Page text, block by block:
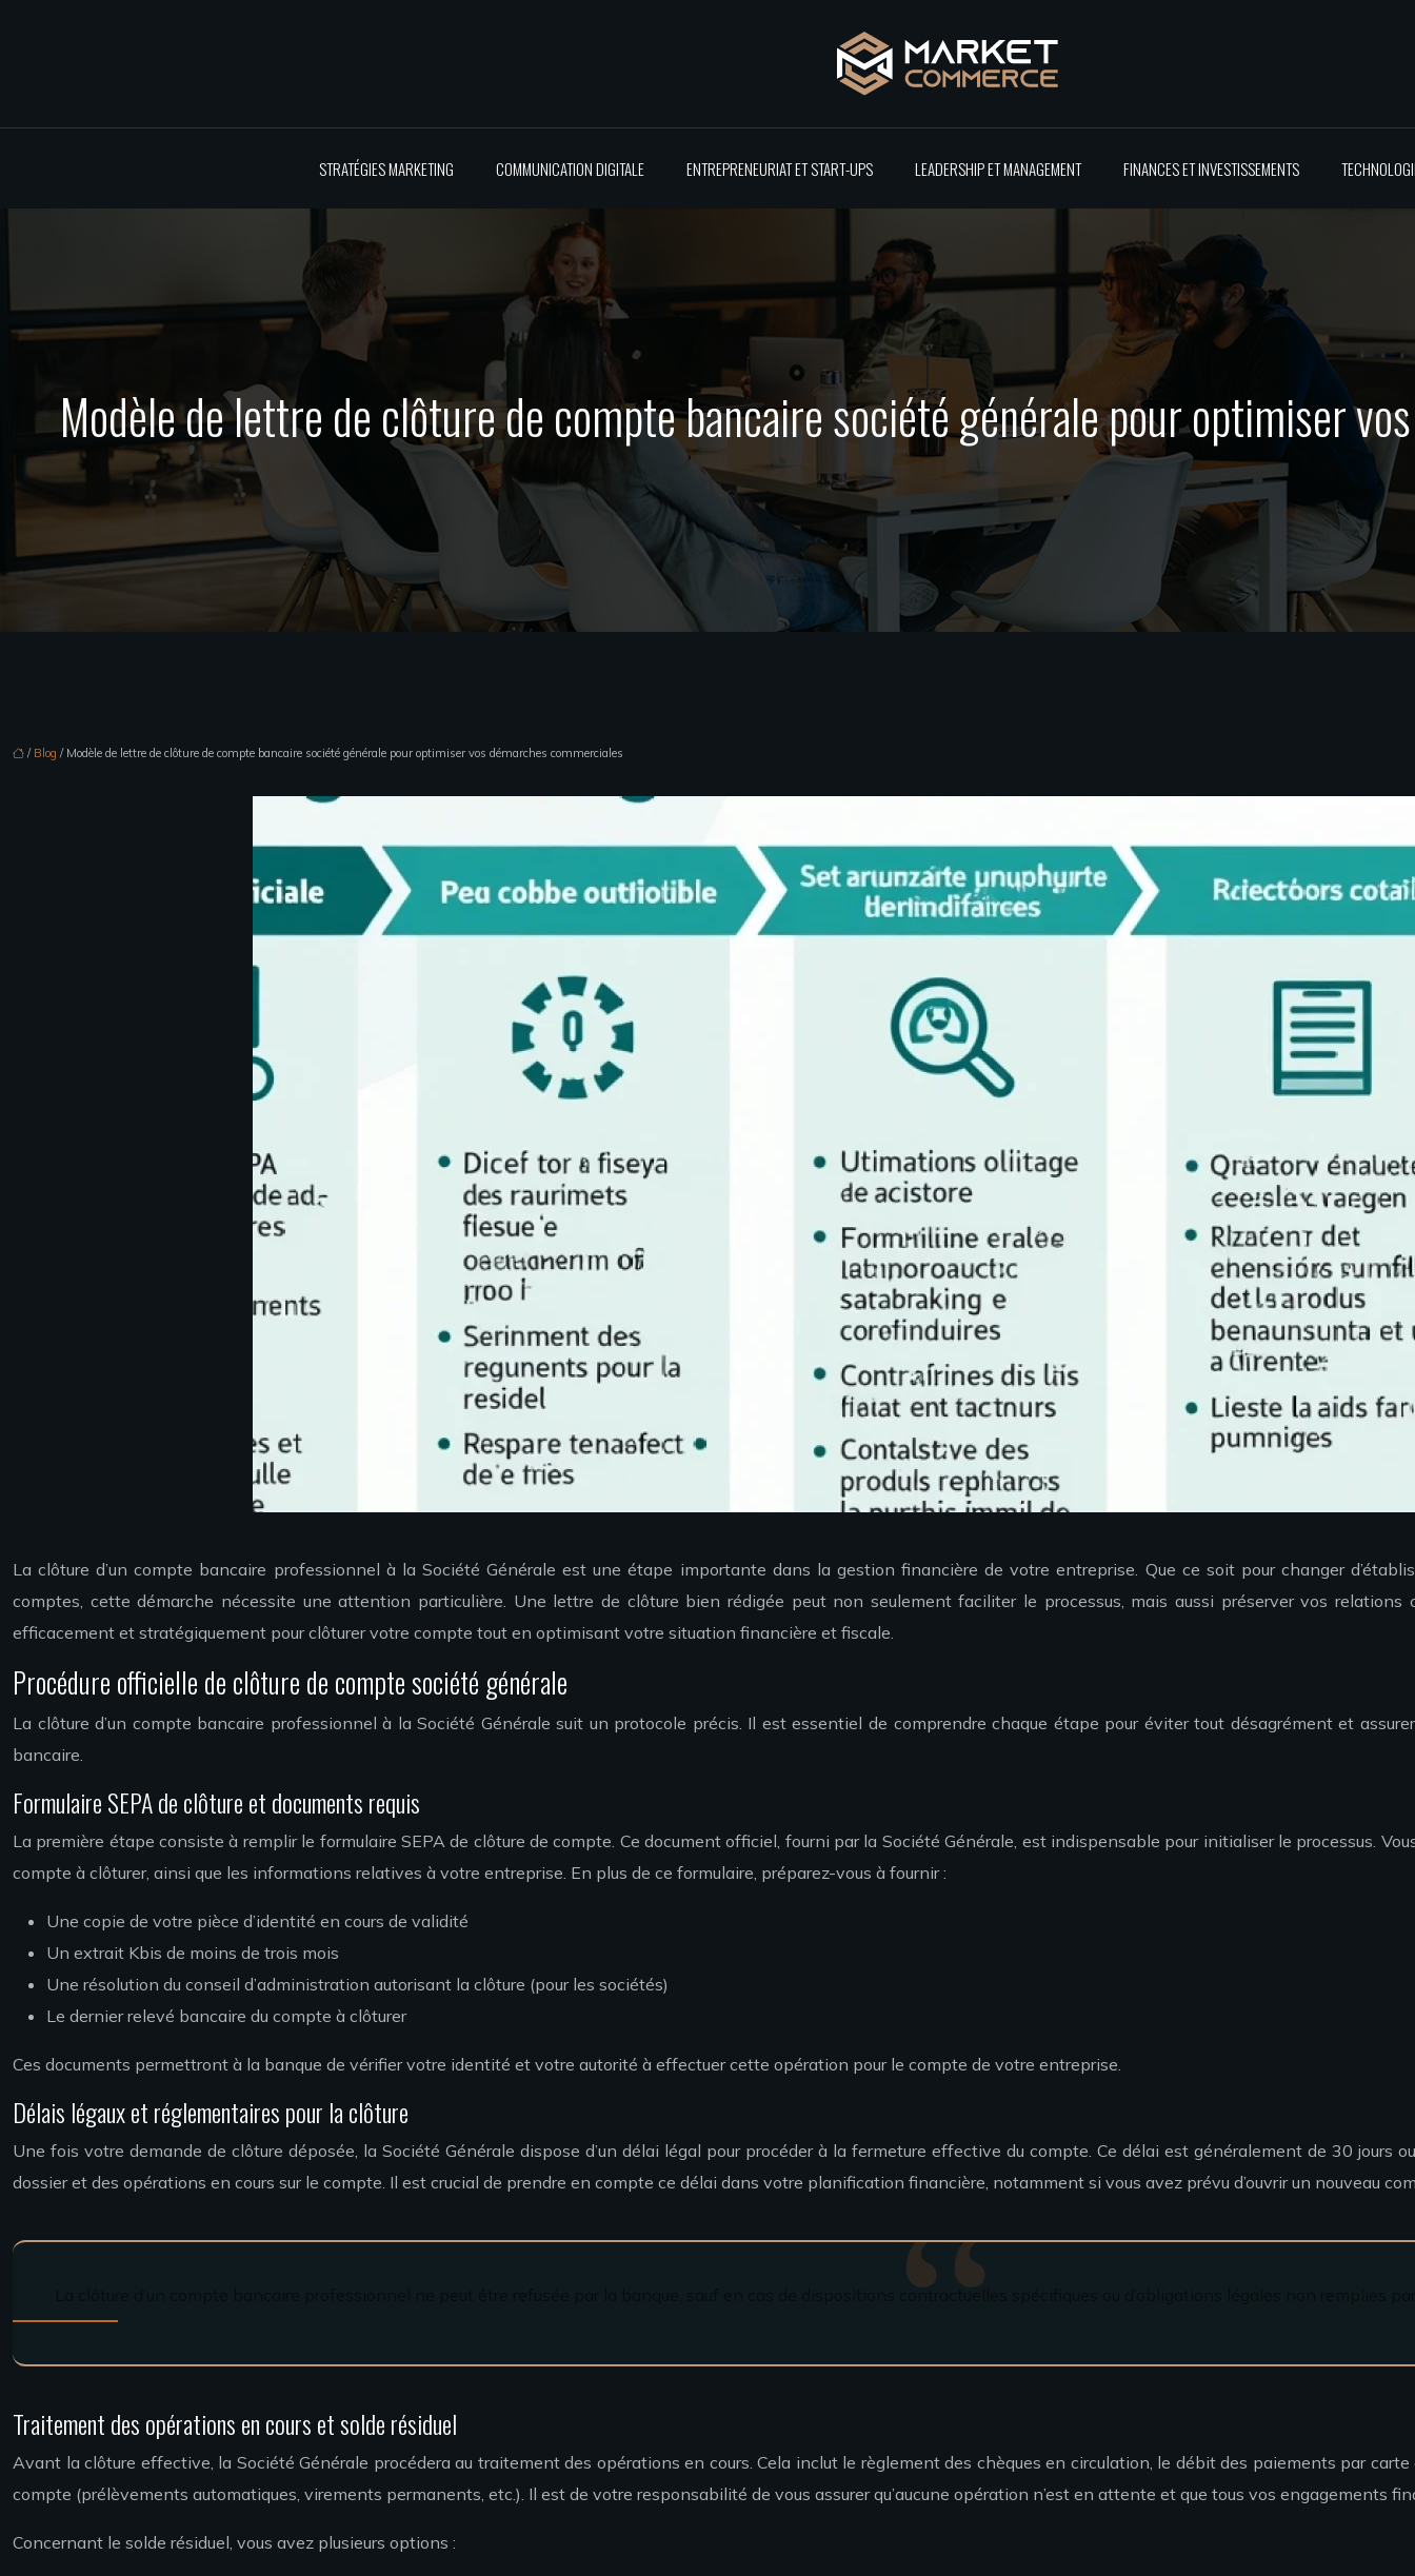
STRATÉGIES MARKETING COMMUNICATION DIGITALE ENTREPRENEURIAT ET START-UPS LEADERSHIP ET MANAGEMENT FINANCES ET INVESTISSEMENTS
Modèle de lettre de clôture de compte bancaire société générale pour optimiser
/ Blog / Modèle de lettre de clôture de compte bancaire société générale pour optimiser vos démarches commerciales
La clôture d’un compte bancaire professionnel à la Société Générale est une étape importante dans la gestion financière de votre entreprise. Que ce soit pour changer
comptes, cette démarche nécessite une attention particulière. Une lettre de clôture bien rédigée peut non seulement faciliter le processus, mais aussi préserver vos relations
efficacement et stratégiquement pour clôturer votre compte tout en optimisant votre situation financière et fiscale.
Procédure officielle de clôture de compte société générale
La clôture d’un compte bancaire professionnel à la Société Générale suit un protocole précis. Il est essentiel de comprendre chaque étape pour éviter tout désagrément et
bancaire.
Formulaire SEPA de clôture et documents requis
La première étape consiste à remplir le formulaire SEPA de clôture de compte. Ce document officiel, fourni par la Société Générale, est indispensable pour initialiser le processus.
compte à clôturer, ainsi que les informations relatives à votre entreprise. En plus de ce formulaire, préparez-vous à fournir :
Une copie de votre pièce d’identité en cours de validité
Un extrait Kbis de moins de trois mois
Une résolution du conseil d’administration autorisant la clôture (pour les sociétés)
Le dernier relevé bancaire du compte à clôturer
Ces documents permettront à la banque de vérifier votre identité et votre autorité à effectuer cette opération pour le compte de votre entreprise.
Délais légaux et réglementaires pour la clôture
Une fois votre demande de clôture déposée, la Société Générale dispose d’un délai légal pour procéder à la fermeture effective du compte. Ce délai est généralement de 30
dossier et des opérations en cours sur le compte. Il est crucial de prendre en compte ce délai dans votre planification financière, notamment si vous avez prévu d’ouvrir un nouveau
Traitement des opérations en cours et solde résiduel
Avant la clôture effective, la Société Générale procédera au traitement des opérations en cours. Cela inclut le règlement des chèques en circulation, le débit des paiements par
compte (prélèvements automatiques, virements permanents, etc.). Il est de votre responsabilité de vous assurer qu’aucune opération n’est en attente et que tous vos engagements
Concernant le solde résiduel, vous avez plusieurs options :